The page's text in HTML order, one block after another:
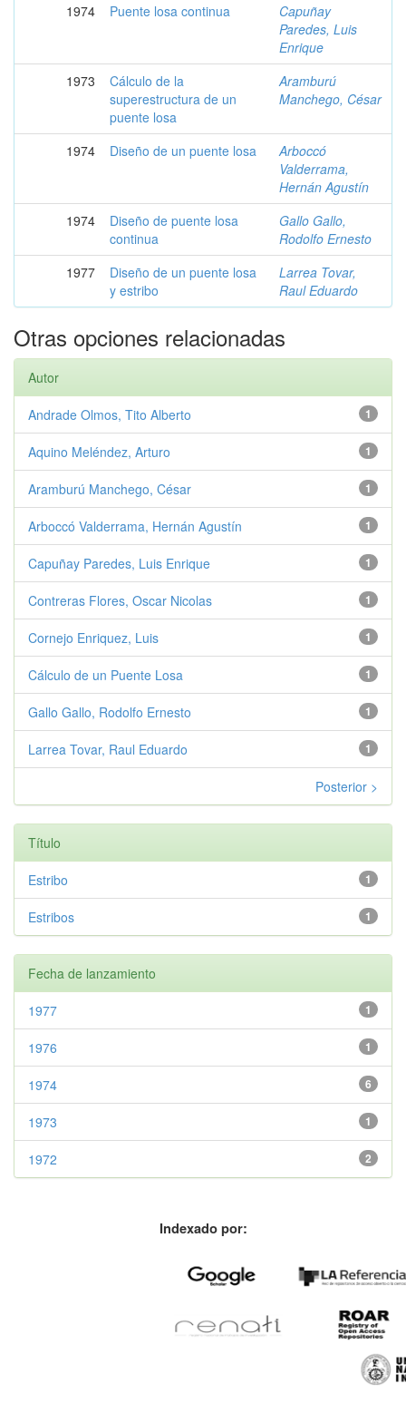
1974
Puente losa continua
Capuñay
Paredes, Luis
Enrique
1973
Cálculo de la
superestructura de un
puente losa
Aramburú
Manchego, César
1974 Diseño de un puente losa
Arboccó
Valderrama,
Hernán Agustín
1974
Diseño de puente losa
continua
Gallo Gallo,
Rodolfo Ernesto
1977
Diseño de un puente losa
y estribo
Larrea Tovar,
Raul Eduardo
Otras opciones relacionadas
Autor
1
Andrade Olmos, Tito Alberto
1
Aquino Meléndez, Arturo
1
Aramburú Manchego, César
1
Arboccó Valderrama, Hernán Agustín
1
Capuñay Paredes, Luis Enrique
1
Contreras Flores, Oscar Nicolas
1
Cornejo Enriquez, Luis
1
Cálculo de un Puente Losa
1
Gallo Gallo, Rodolfo Ernesto
1
Larrea Tovar, Raul Eduardo
Posterior >
Título
1
Estribo
1
Estribos
Fecha de lanzamiento
1
1977
1
1976
6
1974
1
1973
2
1972
Indexado por: